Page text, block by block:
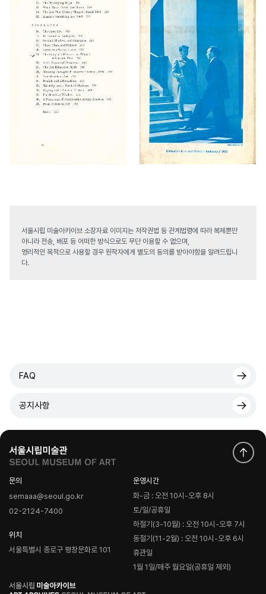
서울시립 미술아카이브 소장자료 이미지는 저작권법 등 관계법령에 따라 복제뿐만
아니라 전송, 배포 등 어떠한 방식으로도 무단 이용할 수 없으며,
영리적인 목적으로 사용할 경우 원작자에게 별도의 동의를 받아야함을 알려드립니
다.
FAQ
공지사항
문의
semaaa@seoul.go.kr
02-2124-7400
위치
서울특별시 종로구 평창문화로 101
운영시간
화-금 : 오전 10시-오후 8시
토/일/공휴일
하절기(3-10월) : 오전 10시-오후 7시
동절기(11-2월) : 오전 10시-오후 6시
휴관일
1월 1일/매주 월요일(공휴일 제외)
로
고